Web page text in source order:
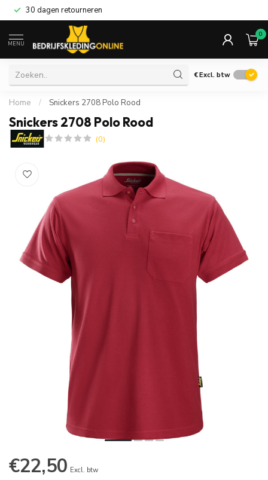
30 dagen retourneren
MENU
0
€Excl. btw
Home / Snickers 2708 Polo Rood
Snickers 2708 Polo Rood
(0)
€22,50 Excl. btw